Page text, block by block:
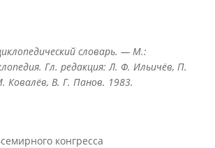
словарь. — М.:
Гл. редакция: Л. Ф. Ильичёв, П.
Ковалёв, В. Г. Панов. 1983.
конгресса